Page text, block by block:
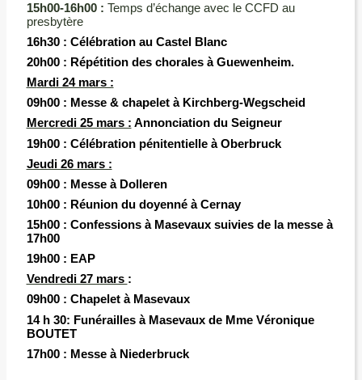
15h00-16h00 : Temps d’échange avec le CCFD au
presbytère
16h30 : Célébration au Castel Blanc
20h00 : Répétition des chorales à Guewenheim.
Mardi 24 mars :
09h00 : Messe & chapelet à Kirchberg-Wegscheid
Mercredi 25 mars : Annonciation du Seigneur
19h00 : Célébration pénitentielle à Oberbruck
Jeudi 26 mars :
09h00 : Messe àDolleren
10h00 : Réunion du doyenné à Cernay
15h00 : Confessions à Masevaux suivies de la messe à
17h00
19h00 : EAP
Vendredi 27 mars :
09h00 : Chapelet à Masevaux
14 h 30: Funérailles à Masevaux de Mme Véronique
BOUTET
17h00 : Messe à Niederbruck